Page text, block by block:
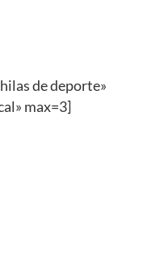
de deporte»
max=3]